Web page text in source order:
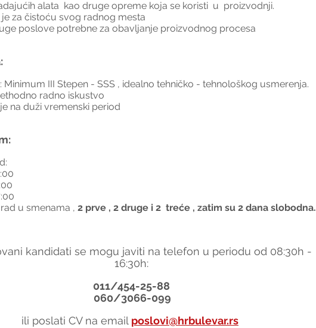
alata  kao druge opreme koja se koristi  u  proizvodnji.
za čistoću svog radnog mesta
poslove potrebne za obavljanje proizvodnog procesa
Minimum III Stepen - SSS , idealno tehničko - tehnološkog usmerenja.
radno iskustvo
na duži vremenski period
u smenama , 2 prve , 2 druge i 2  treće , zatim su 2 dana slobodna.
kandidati se mogu javiti na telefon u periodu od 08:30h -
16:30h:
011/454-25-88
060/3066-099
ili poslati CV na email poslovi@hrbulevar.rs